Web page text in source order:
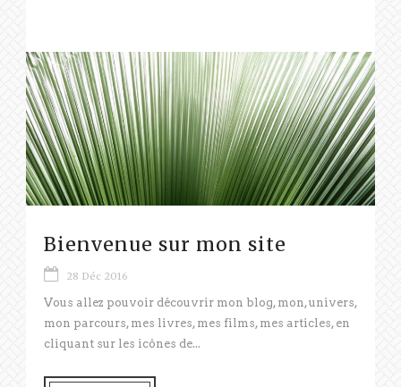
Bienvenue sur mon site
28 Déc 2016
Vous allez pouvoir découvrir mon blog, mon, univers,
mon parcours, mes livres, mes films, mes articles, en
cliquant sur les icônes de...